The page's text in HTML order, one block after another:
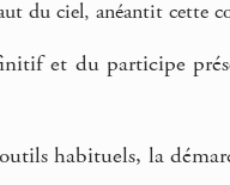
du ciel, anéantit cette
et du participe
habituels, la